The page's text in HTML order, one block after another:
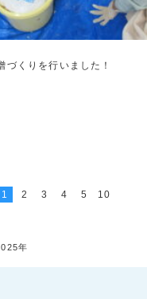
づくりを行いました！
1 2 3 4 5 10
年